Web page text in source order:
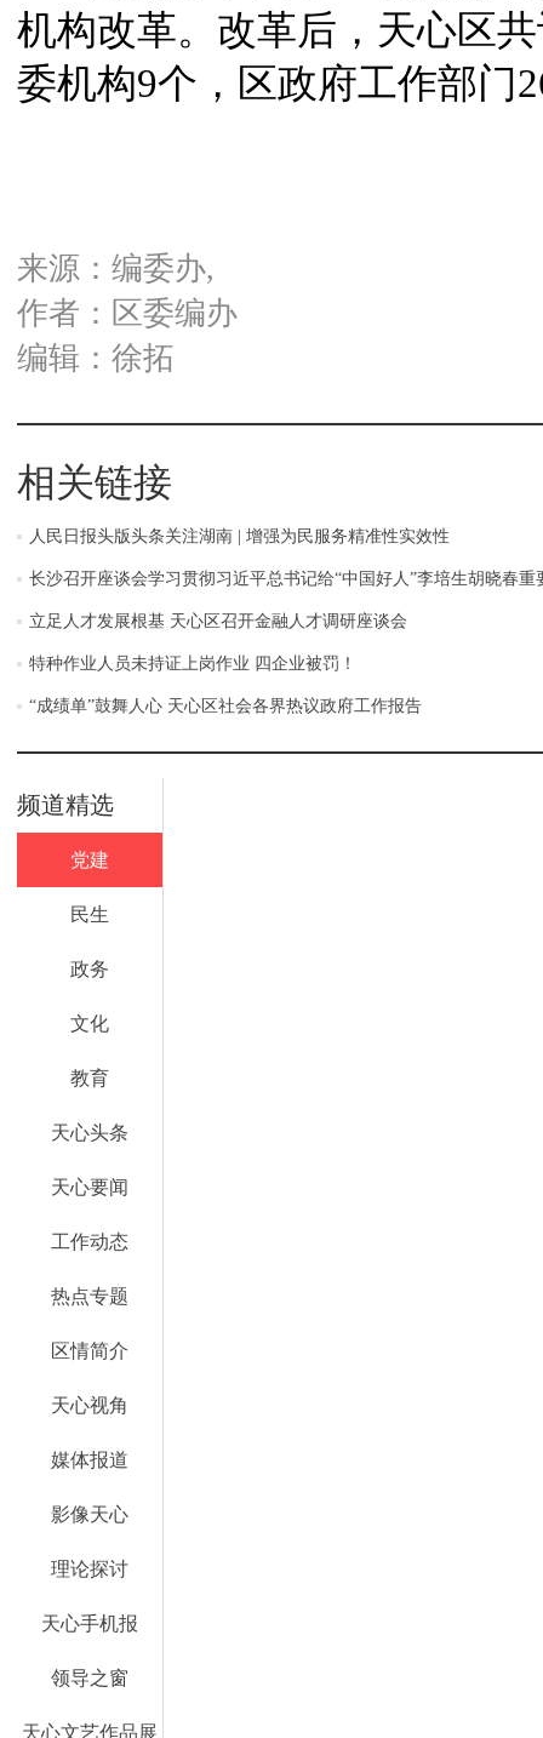
机构改革。改革后，天心区
委机构9个，区政府工作部门
来源：编委办,
作者：区委编办
编辑：徐拓
相关链接
人民日报头版头条关注湖南 | 增强为民服务精准性实效性
长沙召开座谈会学习贯彻习近平总书记给“中国好人”李培生胡晓春重
立足人才发展根基 天心区召开金融人才调研座谈会
特种作业人员未持证上岗作业 四企业被罚！
“成绩单”鼓舞人心 天心区社会各界热议政府工作报告
频道精选
党建
民生
政务
文化
教育
天心头条
天心要闻
工作动态
热点专题
区情简介
天心视角
媒体报道
影像天心
理论探讨
天心手机报
领导之窗
天心文艺作品展